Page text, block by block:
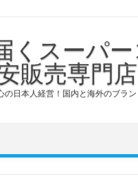
くスーパ
販売専門
の日本人経営！国内と海外のブラ